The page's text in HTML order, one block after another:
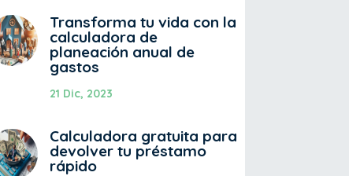
Transforma tu vida con la
calculadora de
planeación anual de
gastos
21 Dic, 2023
Calculadora gratuita para
devolver tu préstamo
rápido